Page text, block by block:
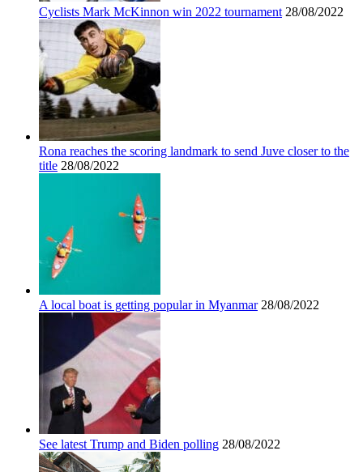
Cyclists Mark McKinnon win 2022 tournament 28/08/2022
Rona reaches the scoring landmark to send Juve closer to the
title 28/08/2022
A local boat is getting popular in Myanmar 28/08/2022
See latest Trump and Biden polling 28/08/2022